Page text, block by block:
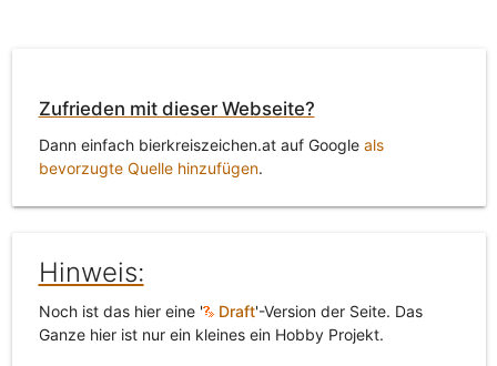
Zufrieden mit dieser Webseite?
Dann einfach bierkreiszeichen.at auf Google als
bevorzugte Quelle hinzufügen.
Hinweis:
Noch ist das hier eine ' Draft'-Version der Seite. Das
Ganze hier ist nur ein kleines ein Hobby Projekt.